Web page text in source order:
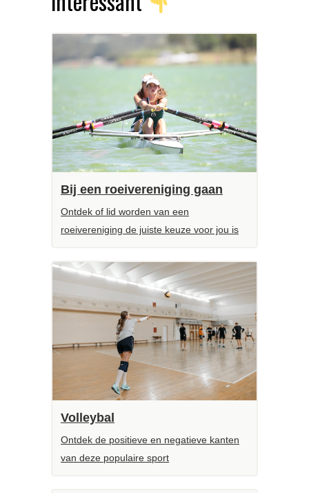
Bij een roeivereniging gaan
Ontdek of lid worden van een
roeivereniging de juiste keuze voor jou is
Volleybal
Ontdek de positieve en negatieve kanten
van deze populaire sport